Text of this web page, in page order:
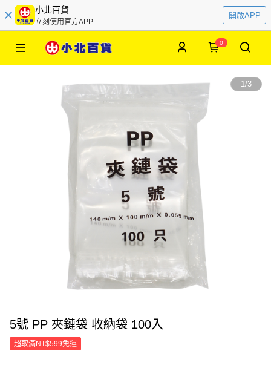
小北百貨
立刻使用官方APP
開啟APP
0
1/3
5號 PP 夾鏈袋 收納袋 100入
超取滿NT$599免運